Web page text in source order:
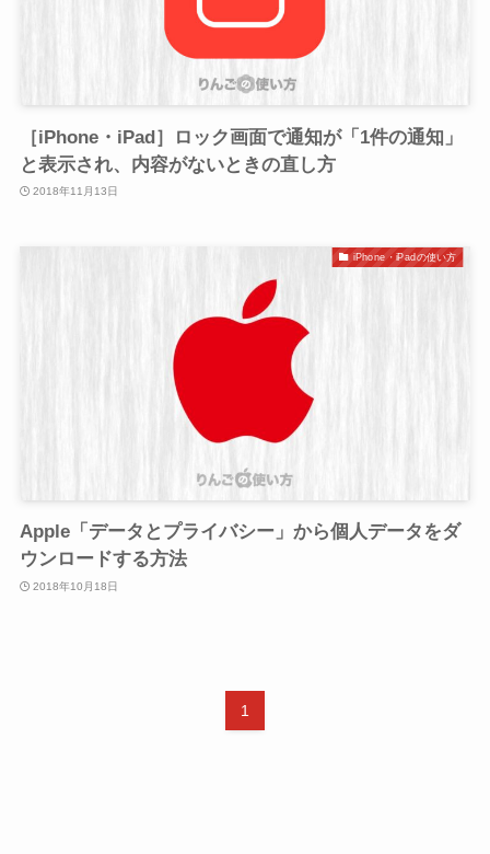
［iPhone・iPad］ロック画面で通知が「1件の通知」
と表示され、内容がないときの直し方
2018年11月13日
iPhone・iPadの使い方
Apple「データとプライバシー」から個人データをダ
ウンロードする方法
2018年10月18日
1